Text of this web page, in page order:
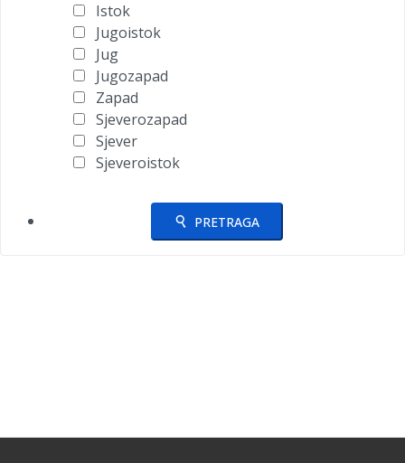
Istok
Jugoistok
Jug
Jugozapad
Zapad
Sjeverozapad
Sjever
Sjeveroistok
PRETRAGA